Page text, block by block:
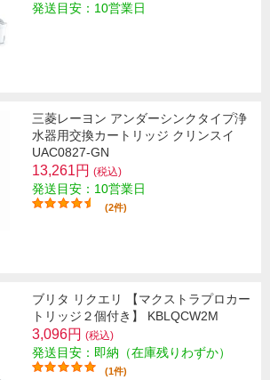
発送目安：10営業日
三菱レーヨン アンダーシンクタイプ浄
水器用交換カートリッジ クリンスイ
UAC0827-GN
13,261円 (税込)
発送目安：10営業日
(2件)
ブリタ リクエリ 【マクストラプロカー
トリッジ２個付き】 KBLQCW2M
3,096円 (税込)
発送目安：即納（在庫残りわずか）
(1件)